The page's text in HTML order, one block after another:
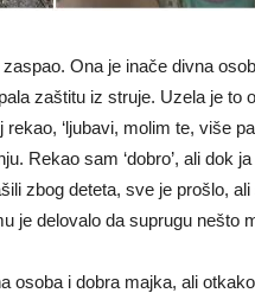
Ona je inače divna
zaštitu iz struje. Uzela je to
‘ljubavi, molim te, više
Rekao sam ‘dobro’, ali dok
zbog deteta, sve je prošlo,
je delovalo da suprugu nešto
osoba i dobra majka, ali